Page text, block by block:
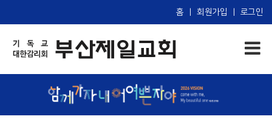
홈 회원가입 로그인